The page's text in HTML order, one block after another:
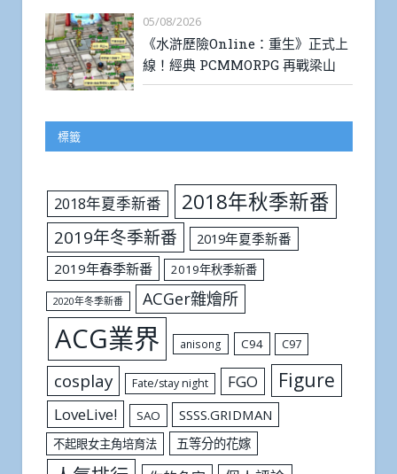
05/08/2026
《水滸歷險Online：重生》正式上
線！經典 PCMMORPG 再戰梁山
標籤
2018年夏季新番 2018年秋季新番
2019年冬季新番
2019年夏季新番
2019年春季新番
2019年秋季新番
2020年冬季新番 ACGer雜燴所
ACG業界 anisong C94 C97
cosplay Fate/stay night FGO Figure
LoveLive! SAO SSSS.GRIDMAN
不起眼女主角培育法 五等分的花嫁